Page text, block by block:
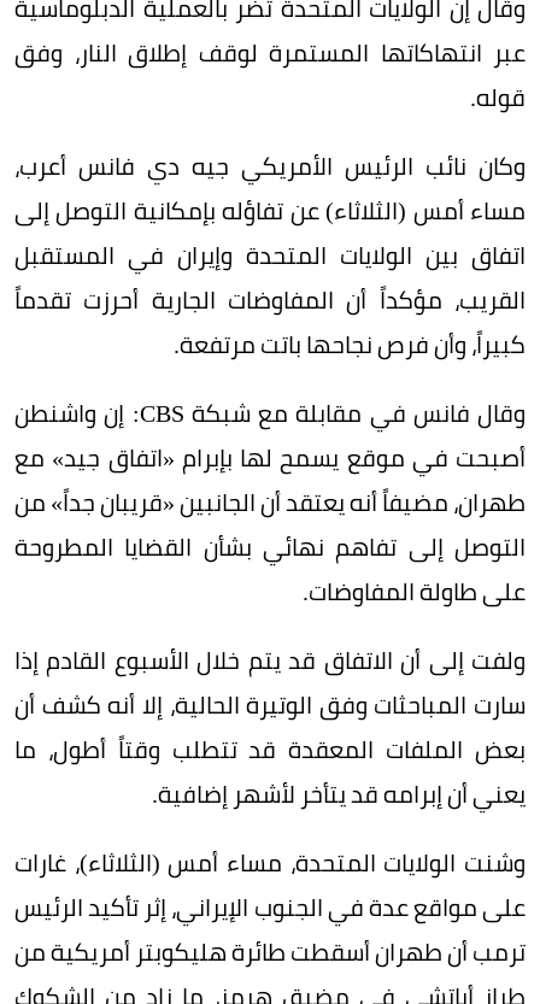
عبر انتهاكاتها المستمرة لوقف إطلاق النار، وفق
قوله.
وكان نائب الرئيس الأمريكي جيه دي فانس أعرب،
مساء أمس (الثلاثاء) عن تفاؤله بإمكانية التوصل إلى
اتفاق بين الولايات المتحدة وإيران في المستقبل
القريب، مؤكداً أن المفاوضات الجارية أحرزت تقدماً
كبيراً، وأن فرص نجاحها باتت مرتفعة.
وقال فانس في مقابلة مع شبكة CBS: إن واشنطن
أصبحت في موقع يسمح لها بإبرام «اتفاق جيد» مع
طهران، مضيفاً أنه يعتقد أن الجانبين «قريبان جداً» من
التوصل إلى تفاهم نهائي بشأن القضايا المطروحة
على طاولة المفاوضات.
ولفت إلى أن الاتفاق قد يتم خلال الأسبوع القادم إذا
سارت المباحثات وفق الوتيرة الحالية، إلا أنه كشف أن
بعض الملفات المعقدة قد تتطلب وقتاً أطول، ما
يعني أن إبرامه قد يتأخر لأشهر إضافية.
وشنت الولايات المتحدة، مساء أمس (الثلاثاء)، غارات
على مواقع عدة في الجنوب الإيراني، إثر تأكيد الرئيس
ترمب أن طهران أسقطت طائرة هليكوبتر أمريكية من